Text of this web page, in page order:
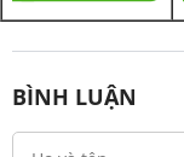
BÌNH LUẬN